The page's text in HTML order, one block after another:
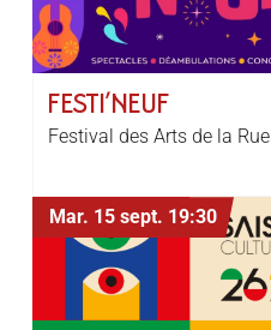
FESTI’NEUF
Festival des Arts de la Rue
Mar. 15 sept. 19:30